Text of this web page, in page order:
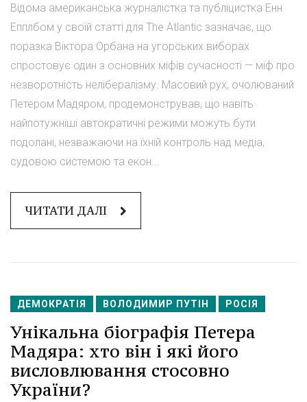
Відома американська журналістка та публіцистка Енн
Епплбом у своїй статті для The Atlantic зазначає, що
поразка Віктора Орбана на угорських виборах
спростовує один з основних міфів сучасності — міф про
незворотність нелібералізму. Масовий рух, очолюваний
Петером Мадяром, продемонстрував, що навіть
найпотужніші автократичні режими можуть бути
подолані, незважаючи на їхній контроль над медіа,
судовою системою та екон...
ЧИТАТИ ДАЛІ
ДЕМОКРАТІЯ ВОЛОДИМИР ПУТІН РОСІЯ
Унікальна біографія Петера
Мадяра: хто він і які його
висловлювання стосовно
України?